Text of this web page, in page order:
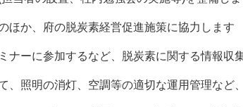
脱炭素経営促進施策に協力します
るなど、脱炭素に関する情報収集に
空調等の適切な運用管理など、省